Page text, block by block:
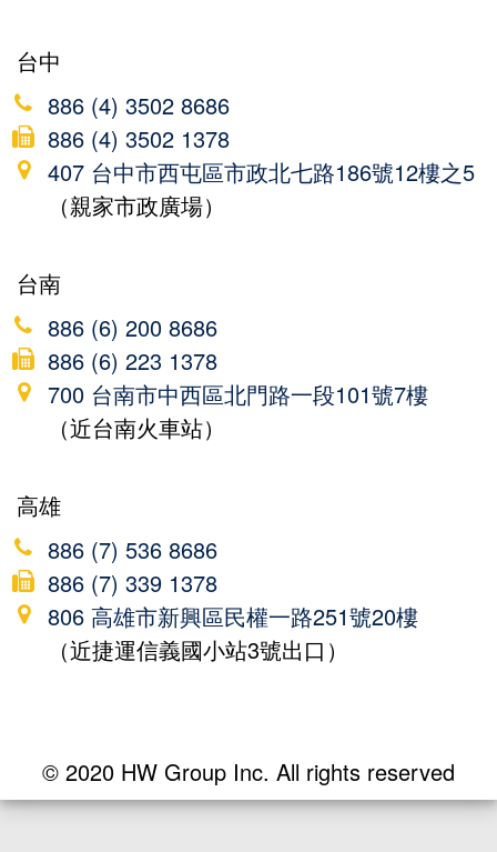
台中
886 (4) 3502 8686
886 (4) 3502 1378
407 台中市西屯區市政北七路186號12樓之5
（親家市政廣場）
台南
886 (6) 200 8686
886 (6) 223 1378
700 台南市中西區北門路一段101號7樓
（近台南火車站）
高雄
886 (7) 536 8686
886 (7) 339 1378
806 高雄市新興區民權一路251號20樓
（近捷運信義國小站3號出口）
© 2020 HW Group Inc. All rights reserved